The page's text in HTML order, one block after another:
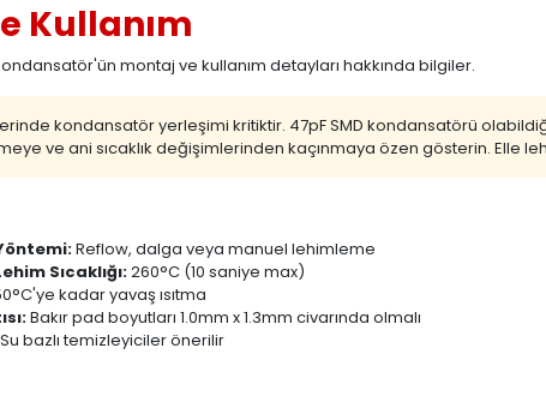
Kullanım
montaj ve kullanım detayları hakkında bilgiler.
kondansatör yerleşimi kritiktir. 47pF SMD kondansatörü
ve ani sıcaklık değişimlerinden kaçınmaya özen gösterin. Elle
Reflow, dalga veya manuel lehimleme
Sıcaklığı:260°C (10 saniye max)
kadar yavaş ısıtma
Bakır pad boyutları 1.0mm x 1.3mm civarında olmalı
Su bazlı temizleyiciler önerilir